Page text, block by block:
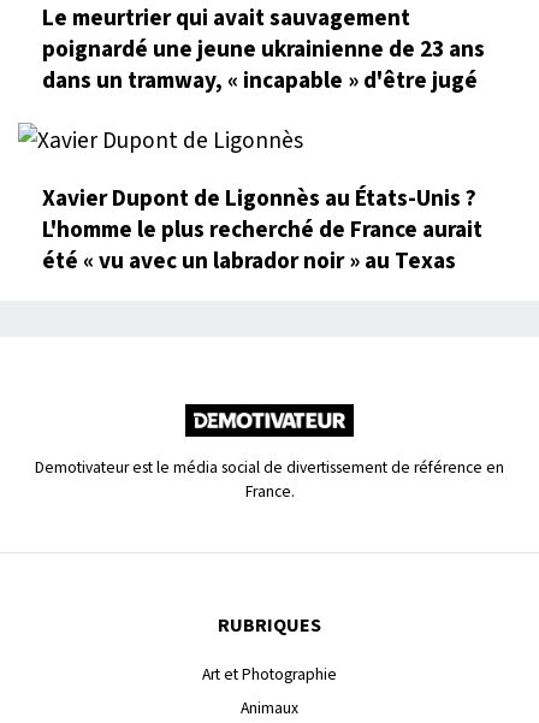
Le meurtrier qui avait sauvagement
poignardé une jeune ukrainienne de 23 ans
dans un tramway, « incapable » d'être jugé
Xavier Dupont de Ligonnès au États-Unis ?
L'homme le plus recherché de France aurait
été « vu avec un labrador noir » au Texas
Demotivateur est le média social de divertissement de référence en
France.
RUBRIQUES
Art et Photographie
Animaux